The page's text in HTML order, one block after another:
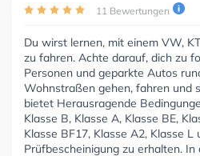
11 Bewertungen
Du wirst lernen, mit einem VW,
zu fahren. Achte darauf, dich zu
Personen und geparkte Autos
Wohnstraßen gehen, fahren und
bietet Herausragende
Klasse B, Klasse A, Klasse BE,
Klasse BF17, Klasse A2, Klasse L
Prüfbescheinigung zu erhalten.